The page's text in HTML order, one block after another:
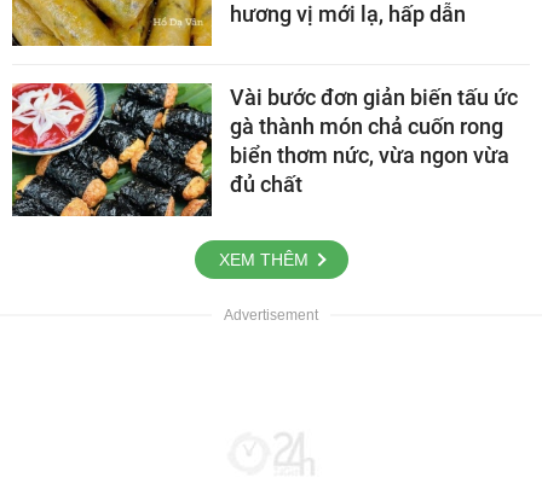
hương vị mới lạ, hấp dẫn
Vài bước đơn giản biến tấu ức
gà thành món chả cuốn rong
biển thơm nức, vừa ngon vừa
đủ chất
XEM THÊM